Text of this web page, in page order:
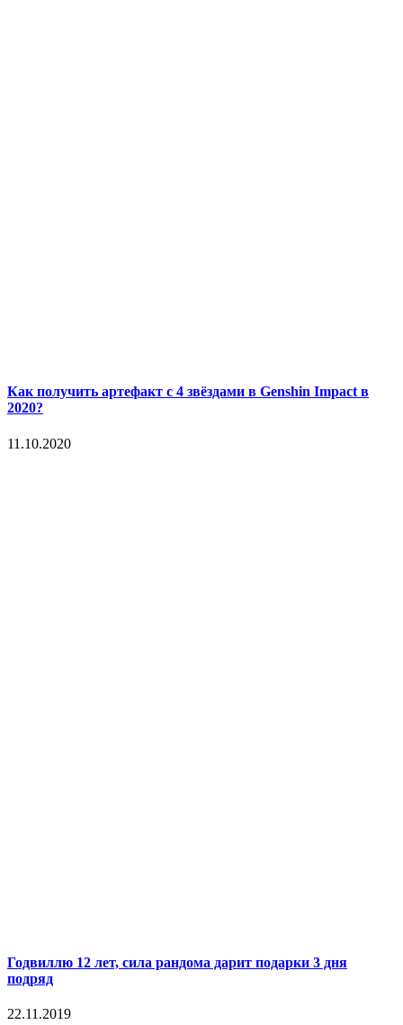
Как получить артефакт с 4 звёздами в Genshin Impact в
2020?
11.10.2020
Годвиллю 12 лет, сила рандома дарит подарки 3 дня
подряд
22.11.2019